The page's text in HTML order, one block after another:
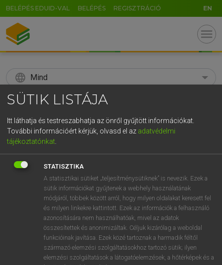
BELÉPÉS EDUID-VAL BELÉPÉS REGISZTRÁCIÓ EN
menu
language Mind
search
KERESÉS
Díjmentes francia szótár
klón
keresése szótárainkban
SÜTIK LISTÁJA
Itt láthatja és testreszabhatja az önről gyűjtött információkat.
További információért kérjük, olvasd el az adatvédelmi
tájékoztatónkat
STATISZTIKA
A statisztikai sütiket „teljesítménysütiknek” is nevezik. Ezek a
sütik információkat gyűjtenek a webhely használatának
módjáról, többek között arról, hogy milyen oldalakat keresett fel
és milyen linkekre kattintott. Ezek az információk a felhasználó
azonosítására nem használhatóak, mivel az adatok
összesítettek és anonimizáltak. Céljuk kizárólag a weboldal
funkcióinak javítása. Ezek közé tartoznak a harmadik féltől
származó elemzési szolgáltatásokhoz tartozó sütik; ilyen
elemzési szolgáltatások a látogatóelemzések, a hőtérképek és a
GR
5 6 7 8 9 ö ü ó
r t z u i o p ő ú
j k l é á ű Ω
n m , . - AltGr